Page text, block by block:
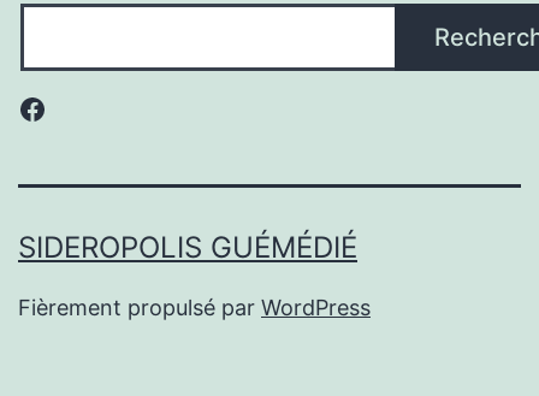
Facebook
SIDEROPOLIS GUÉMÉDIÉ
Fièrement propulsé par WordPress